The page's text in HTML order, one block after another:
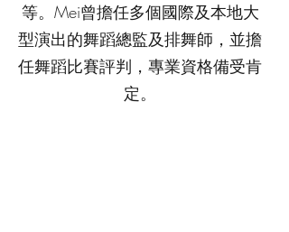
等。Mei曾擔任多個國際及本地大
型演出的舞蹈總監及排舞師，並擔
任舞蹈比賽評判，專業資格備受肯
定。